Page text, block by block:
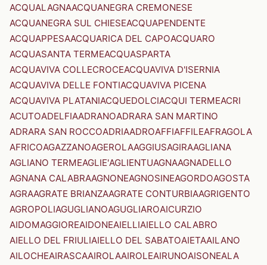
ACQUALAGNAACQUANEGRA CREMONESE
ACQUANEGRA SUL CHIESEACQUAPENDENTE
ACQUAPPESAACQUARICA DEL CAPOACQUARO
ACQUASANTA TERMEACQUASPARTA
ACQUAVIVA COLLECROCEACQUAVIVA D'ISERNIA
ACQUAVIVA DELLE FONTIACQUAVIVA PICENA
ACQUAVIVA PLATANIACQUEDOLCIACQUI TERMEACRI
ACUTOADELFIAADRANOADRARA SAN MARTINO
ADRARA SAN ROCCOADRIAADROAFFIAFFILEAFRAGOLA
AFRICOAGAZZANOAGEROLAAGGIUSAGIRAAGLIANA
AGLIANO TERMEAGLIE'AGLIENTUAGNAAGNADELLO
AGNANA CALABRAAGNONEAGNOSINEAGORDOAGOSTA
AGRAAGRATE BRIANZAAGRATE CONTURBIAAGRIGENTO
AGROPOLIAGUGLIANOAGUGLIAROAICURZIO
AIDOMAGGIOREAIDONEAIELLIAIELLO CALABRO
AIELLO DEL FRIULIAIELLO DEL SABATOAIETAAILANO
AILOCHEAIRASCAAIROLAAIROLEAIRUNOAISONEALA